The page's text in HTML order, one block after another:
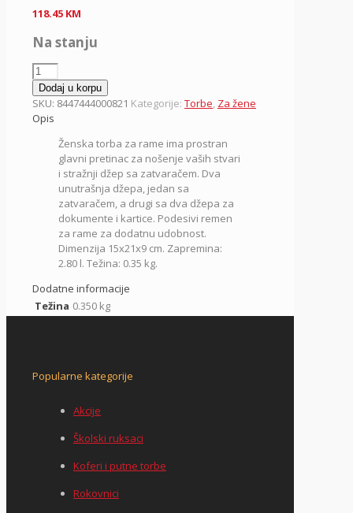
118.45 KM
Na stanju
Torba
na
rame
21
cm
7235541,
količina
Dodaj u korpu
SKU: 8447444000821 Kategorije: Torbe, Za žene
Opis
Ženska torba za rame ima prostran
glavni pretinac za nošenje vaših stvari
i stražnji džep sa zatvaračem. Dva
unutrašnja džepa, jedan sa
zatvaračem, a drugi sa dva džepa za
dokumente i kartice. Podesivi remen
za rame za dodatnu udobnost.
Dimenzija 15x21x9 cm. Zapremina:
2.80 l. Težina: 0.35 kg.
Dodatne informacije
Težina 0.350 kg
Popularne kategorije
Akcije
Školski ruksaci
Koferi i putne torbe
Rokovnici